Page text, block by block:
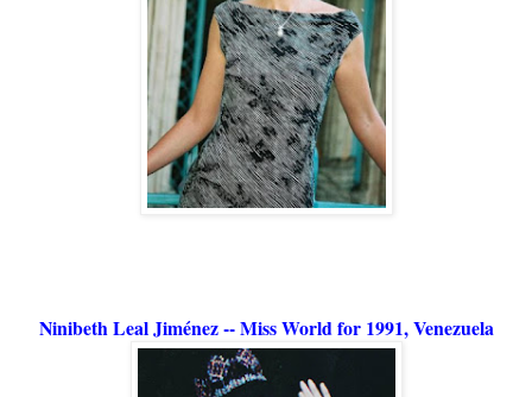
Ninibeth Leal Jiménez -- Miss World for 1991, Venezuela